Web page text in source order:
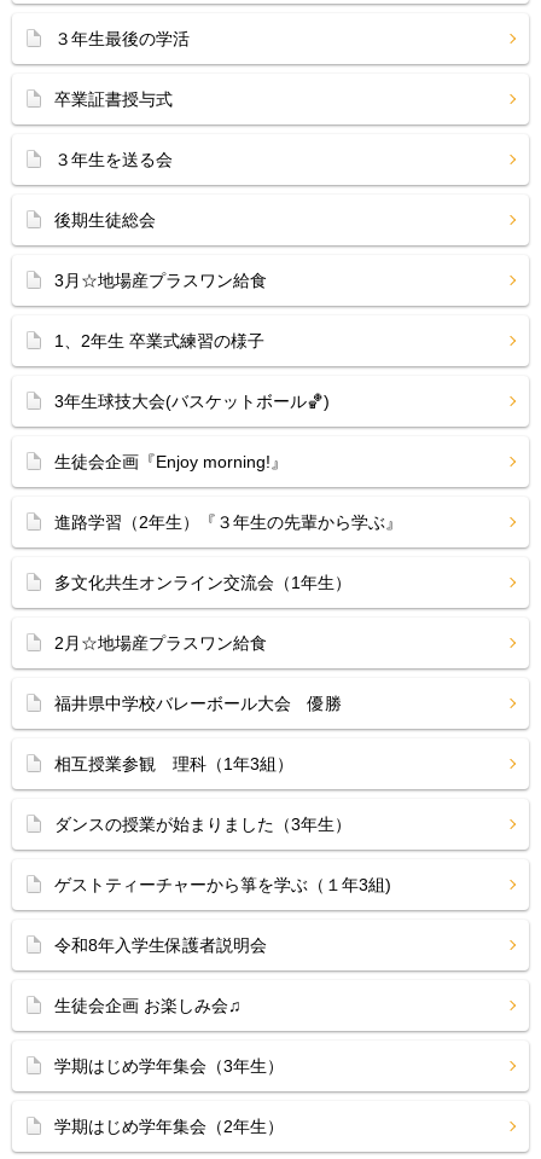
３年生最後の学活
卒業証書授与式
３年生を送る会
後期生徒総会
3月☆地場産プラスワン給食
1、2年生 卒業式練習の様子
3年生球技大会(バスケットボール🏀)
生徒会企画『Enjoy morning!』
進路学習（2年生）『３年生の先輩から学ぶ』
多文化共生オンライン交流会（1年生）
2月☆地場産プラスワン給食
福井県中学校バレーボール大会 優勝
相互授業参観 理科（1年3組）
ダンスの授業が始まりました（3年生）
ゲストティーチャーから箏を学ぶ（１年3組)
令和8年入学生保護者説明会
生徒会企画 お楽しみ会♫
学期はじめ学年集会（3年生）
学期はじめ学年集会（2年生）